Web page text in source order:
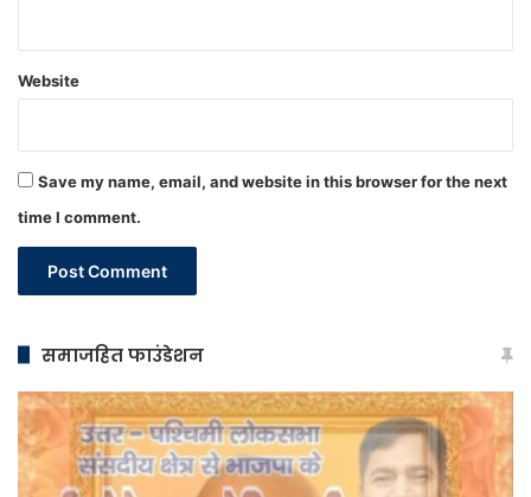
Website
Save my name, email, and website in this browser for the next
time I comment.
समाजहित फाउंडेशन